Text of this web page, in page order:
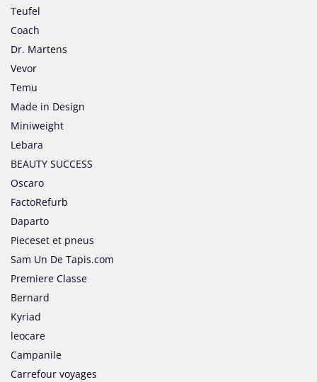
Teufel
Coach
Dr. Martens
Vevor
Temu
Made in Design
Miniweight
Lebara
BEAUTY SUCCESS
Oscaro
FactoRefurb
Daparto
Pieceset et pneus
Sam Un De Tapis.com
Premiere Classe
Bernard
Kyriad
leocare
Campanile
Carrefour voyages